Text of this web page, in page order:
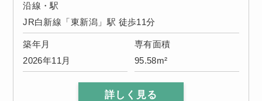
沿線・駅
JR白新線「東新潟」駅 徒歩11分
築年月
2026年11月
専有面積
95.58m²
詳しく見る